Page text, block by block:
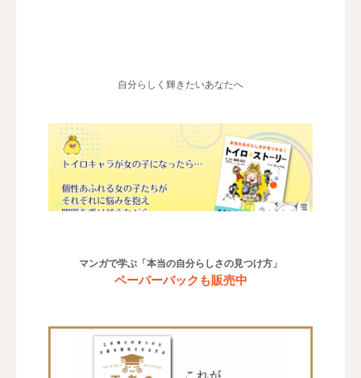
自分らしく輝きたいあなたへ
マンガで学ぶ「本当の自分らしさの見つけ方」
ペーパーバックも販売中